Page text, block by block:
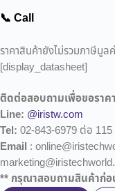
📞 Call
ราคาสินค้ายังไม่รวมภาษีมูล
[display_datasheet]
ติดต่อสอบถามเพื่อขอราค
Line: @iristw.com
Tel: 02-843-6979 ต่อ 115
Email :
** กรุณาสอบถามสินค้าก่